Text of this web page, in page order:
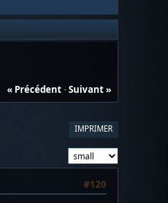
« Précédent-Suivant »
IMPRIMER
#120